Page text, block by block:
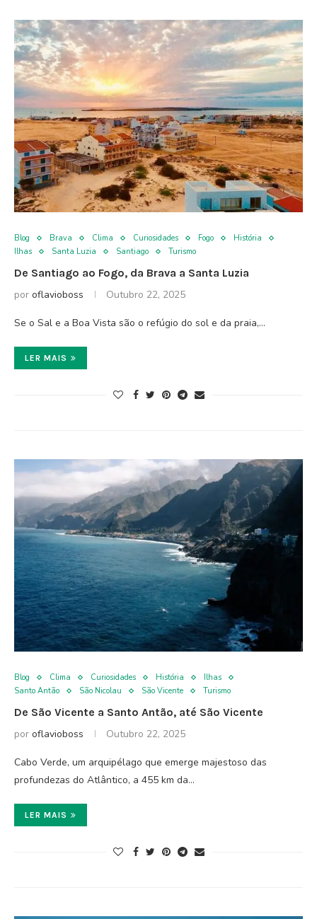
Blog Brava Clima Curiosidades Fogo
História
Ilhas
Santa Luzia Santiago Turismo
De Santiago ao Fogo, da Brava a Santa Luzia
por oflavioboss Outubro 22, 2025
Se o Sal e a Boa Vista são o refúgio do sol e da praia,…
LER MAIS
Blog Clima Curiosidades História
Ilhas
Santo Antão
São Nicolau São Vicente Turismo
De São Vicente a Santo Antão, até São Vicente
por oflavioboss Outubro 22, 2025
Cabo Verde, um arquipélago que emerge majestoso das
profundezas do Atlântico, a 455 km da…
LER MAIS